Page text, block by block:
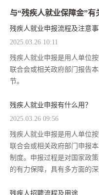
与“残疾人就业保障金”有
残疾人就业申报流程及注意
2025.03.26 10:11
残疾人就业申报是用人单位
联合会或相关政府部门报告
节。
残疾人就业申报有什么用？
2025.03.26 09:56
残疾人就业申报是用人单位
联合会或相关政府部门申报
制度。申报过程是对国家政
的有力保障，具有多方面的
残疾人招聘流程及用途